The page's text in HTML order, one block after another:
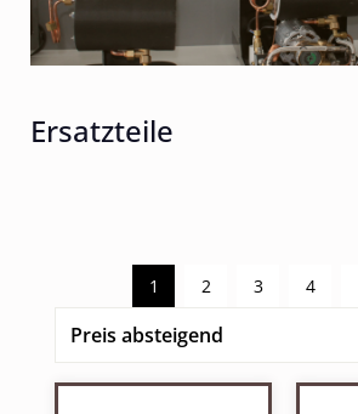
Ersatzteile
Seite
1 Seite
2 Seite
3 Seite
4